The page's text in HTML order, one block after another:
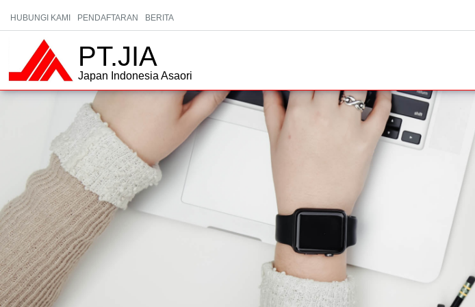
HUBUNGI KAMI PENDAFTARAN BERITA
PT.JIA
Japan Indonesia Asaori